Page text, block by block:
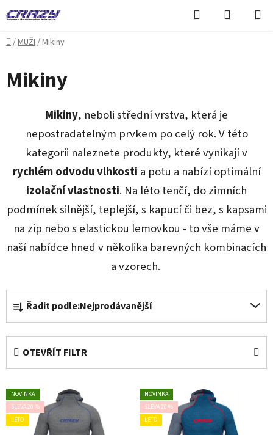
na
obsah
Hledat
KOŠÍK
Domů
/MUŽI/Mikiny
Mikiny
Mikiny, neboli střední vrstva, která je
nepostradatelným prvkem po celý rok. V této
kategorii naleznete produkty, které vynikají v
rychlém odvoduvlhkosti a potu a nabízí optimální
izolačnívlastnosti. Na léto tenčí, do zimních
podmínek silnější, teplejší, s kapucí či bez, s kapsami
na zip nebo s elastickou lemovkou - to vše máme v
naší nabídce hned v několika barevných kombinacích
a vzorech.
Ř
z
e
í
p
r
o
Řadit podle:Nejprodávanější
OTEVŘÍT FILTR
V
ý
p
NOVINKA
SLEVA 20 %
LÉTO
NOVINKA
SLEVA 20 %
LÉTO